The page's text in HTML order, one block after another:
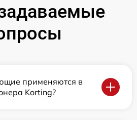
применяются в
Korting?